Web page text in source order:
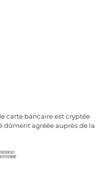
carte bancaire est cryptée
dûment agréée auprès de la